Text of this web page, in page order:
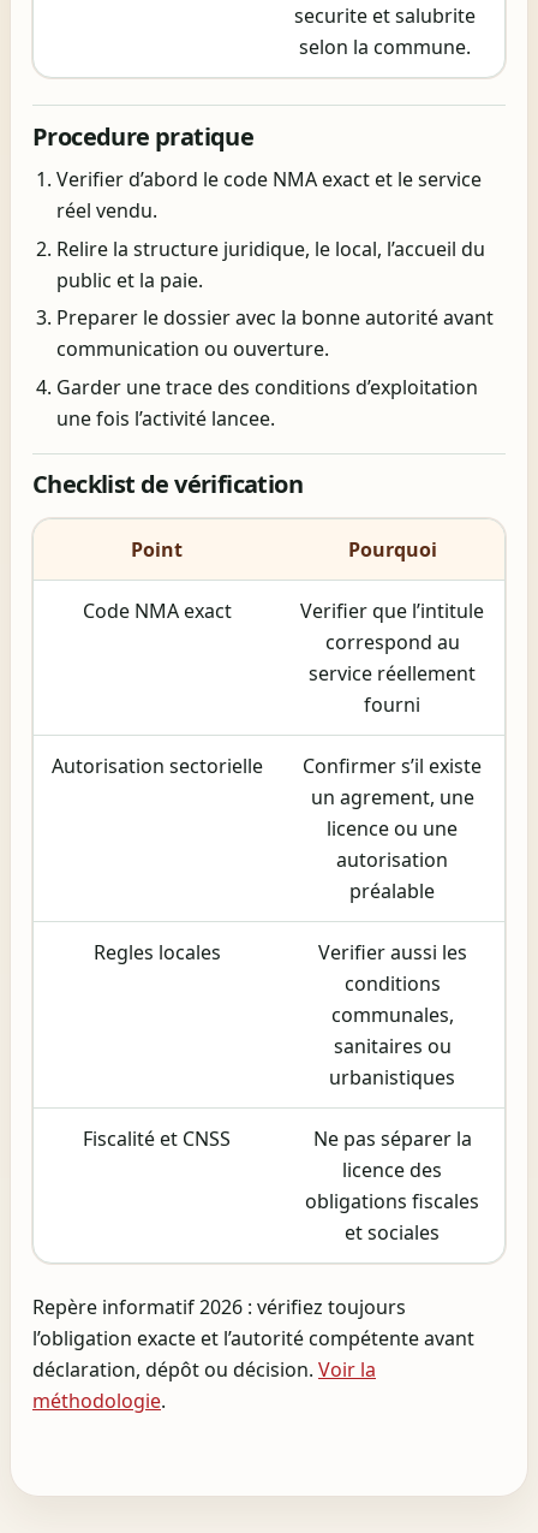
securite et salubrite
selon la commune.
Procedure pratique
Verifier d’abord le code NMA exact et le service
réel vendu.
Relire la structure juridique, le local, l’accueil du
public et la paie.
Preparer le dossier avec la bonne autorité avant
communication ou ouverture.
Garder une trace des conditions d’exploitation
une fois l’activité lancee.
Checklist de vérification
Point Pourquoi
Code NMA exact
Verifier que l’intitule
correspond au
service réellement
fourni
Autorisation sectorielle
Confirmer s’il existe
un agrement, une
licence ou une
autorisation
préalable
Regles locales
Verifier aussi les
conditions
communales,
sanitaires ou
urbanistiques
Fiscalité et CNSS
Ne pas séparer la
licence des
obligations fiscales
et sociales
Repère informatif 2026 : vérifiez toujours
l’obligation exacte et l’autorité compétente avant
déclaration, dépôt ou décision. Voir la
méthodologie.